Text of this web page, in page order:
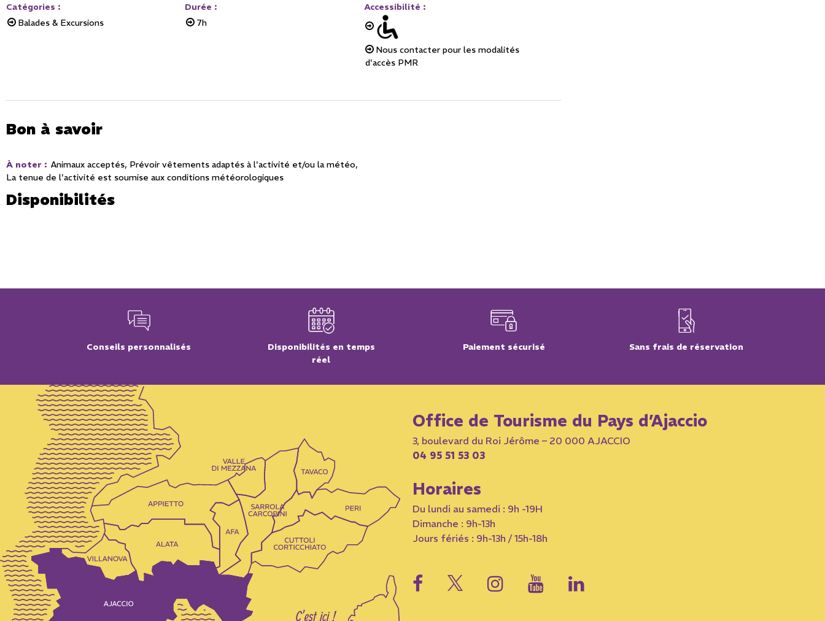
Catégories :
Balades & Excursions
Durée :
7h
Accessibilité :
Nous contacter pour les modalités
d'accès PMR
Bon à savoir
À noter : Animaux acceptés Prévoir vêtements adaptés à l'activité et/ou la météo
La tenue de l'activité est soumise aux conditions météorologiques
Disponibilités
Conseils personnalisés
Disponibilités en temps
réel
Paiement sécurisé Sans frais de réservation
Office de Tourisme du Pays d’Ajaccio
3, boulevard du Roi Jérôme – 20 000 AJACCIO
04 95 51 53 03
Horaires
Du lundi au samedi : 9h -19H
Dimanche : 9h-13h
Jours fériés : 9h-13h / 15h-18h